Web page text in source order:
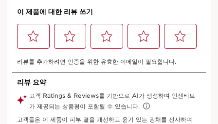
₩130,000
현재 가격 ₩128,000
₩128,000
1 item
무엇인가요?